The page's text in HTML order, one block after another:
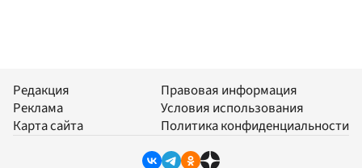
Редакция
Реклама
Карта сайта
Правовая информация
Условия использования
Политика конфиденциальности